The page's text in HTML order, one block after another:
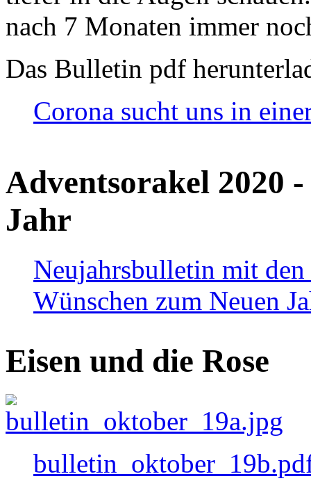
nach 7 Monaten immer
Das Bulletin pdf
Corona sucht uns in
Adventsorakel 2020
Jahr
Neujahrsbulletin mit den
Wünschen zum Neuen
Eisen und die Rose